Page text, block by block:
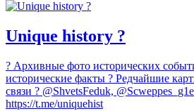
Unique history ?
? Архивные фото исторических
исторические факты ? Редчайшие
связи ? @ShvetsFeduk,
https://t.me/uniquehist